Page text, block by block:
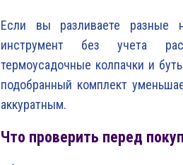
Если вы разливаете разные
инструмент без учета
термоусадочные колпачки и
подобранный комплект
аккуратным.
Что проверить перед